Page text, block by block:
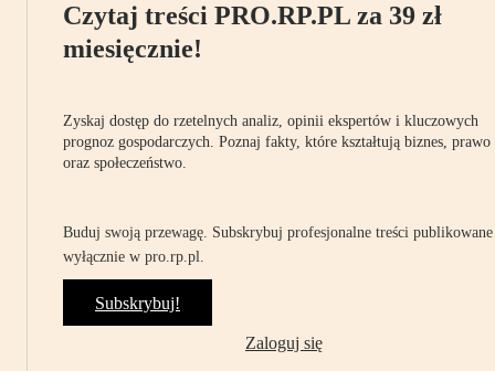
Czytaj treści PRO.RP.PL za 39 zł
miesięcznie!
Zyskaj dostęp do rzetelnych analiz, opinii ekspertów i kluczowych
prognoz gospodarczych. Poznaj fakty, które kształtują biznes, prawo
oraz społeczeństwo.
Buduj swoją przewagę. Subskrybuj profesjonalne treści publikowane
wyłącznie w pro.rp.pl.
Subskrybuj!
Zaloguj się